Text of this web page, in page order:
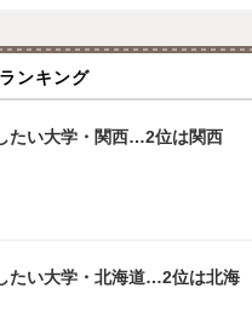
ンキング
たい大学・関西…2位は関西
たい大学・北海道…2位は北海